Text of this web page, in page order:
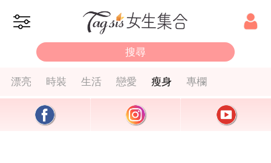
漂亮 時裝 生活 戀愛 瘦身 專欄